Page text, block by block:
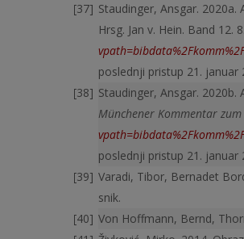
Staudinger, Ansgar. 2020a.
Hrsg. Jan v. Hein. Band 12.
poslednji pristup 21. januar
Staudinger, Ansgar. 2020b.
Münchener Kommentar zum
poslednji pristup 21. januar
Varadi, Tibor, Bernadet
snik.
Von Hoffmann, Bernd,